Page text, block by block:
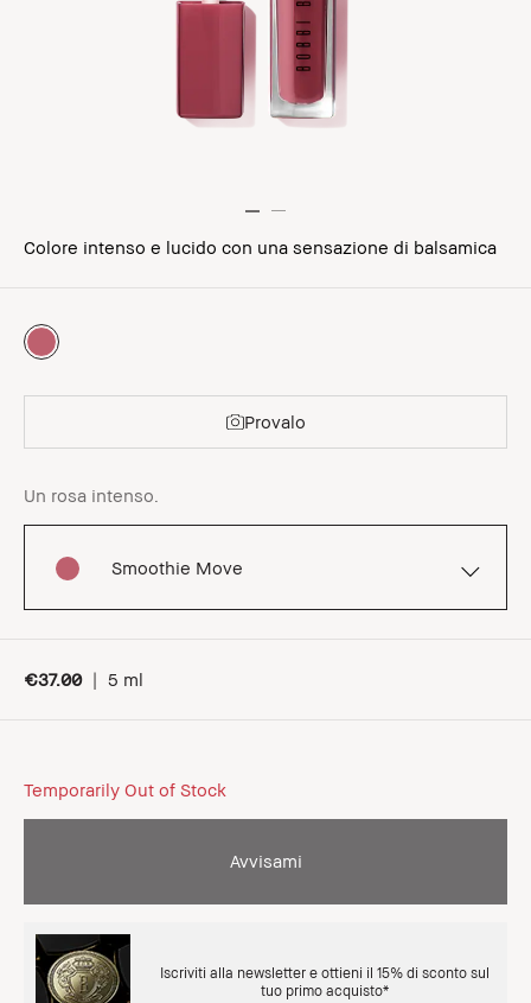
Colore intenso e lucido con una sensazione di balsamica
Provalo
Un rosa intenso.
Smoothie Move
€37.00 | 5 ml
Temporarily Out of Stock
Avvisami
Iscriviti alla newsletter e ottieni il 15% di sconto sul
tuo primo acquisto*